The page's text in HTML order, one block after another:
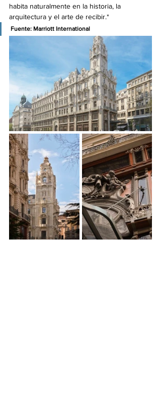
habita naturalmente en la historia, la
arquitectura y el arte de recibir.*
Fuente: Marriott International